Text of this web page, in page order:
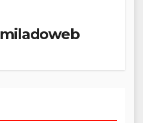
miladoweb